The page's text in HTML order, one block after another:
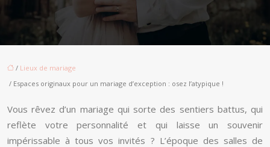
/ Lieux de mariage
/ Espaces originaux pour un mariage d’exception : osez l’atypique !
Vous rêvez d’un mariage qui sorte des sentiers battus, qui
reflète votre personnalité et qui laisse un souvenir
impérissable à tous vos invités ? L’époque des salles de